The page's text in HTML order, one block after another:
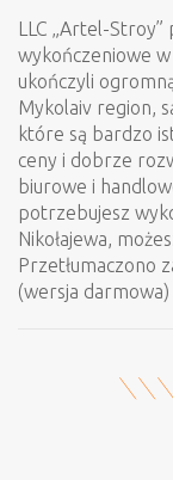
LLC „Artel-
wykończeniowe
ukończyli
Mykolaiv region,
które są bardzo
ceny i dobrze
biurowe i
potrzebujesz
Nikołajewa,
Przetłumaczono
(wersja darmowa)